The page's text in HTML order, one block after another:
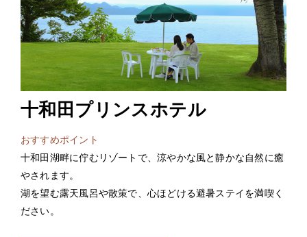
十和田プリンスホテル
おすすめポイント
十和田湖畔に佇むリゾートで、涼やかな風と静かな自然に癒
やされます。
湖を望む露天風呂や散策で、心ほどける避暑ステイを満喫く
ださい。